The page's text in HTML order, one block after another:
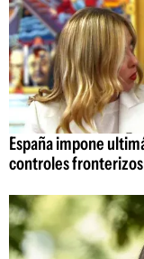
España impone
controles